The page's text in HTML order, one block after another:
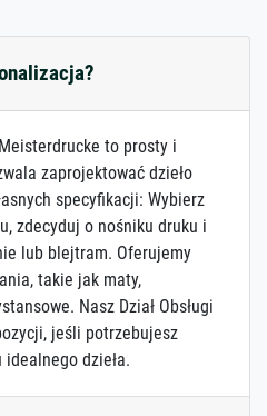
to prosty i
zaprojektować dzieło
specyfikacji: Wybierz
zdecyduj o nośniku druku i
lub blejtram. Oferujemy
takie jak maty,
Nasz Dział Obsługi
jeśli potrzebujesz
dzieła.